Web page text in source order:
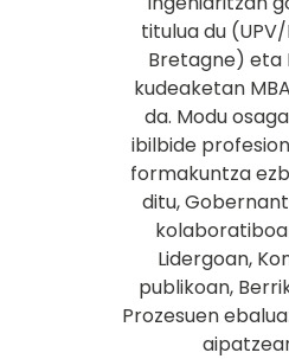
titulua du (UPV/
Bretagne) eta
kudeaketan
da. Modu
ibilbide
formakuntza
ditu,
Lidergoan,
publikoan,
Prozesuen